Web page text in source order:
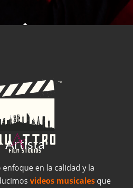
Artista
en la calidad y la
videos musicales que